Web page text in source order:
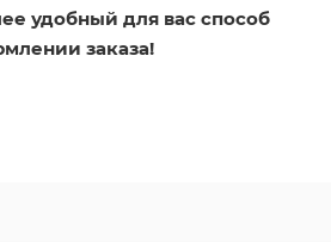
удобный для вас способ
заказа!